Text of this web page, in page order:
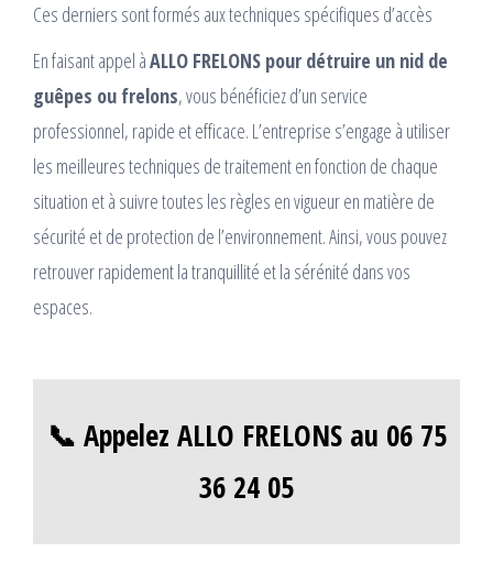
Ces derniers sont formés aux techniques spécifiques d’accès
En faisant appel àALLO FRELONS pour détruire un nid de
guêpes ou frelons, vous bénéficiez d’un service
professionnel, rapide et efficace. L’entreprise s’engage à utiliser
les meilleures techniques de traitement en fonction de chaque
situation et à suivre toutes les règles en vigueur en matière de
sécurité et de protection de l’environnement. Ainsi, vous pouvez
retrouver rapidement la tranquillité et la sérénité dans vos
espaces.
📞 Appelez ALLO FRELONS au 06 75
36 24 05